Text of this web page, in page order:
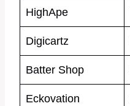
HighApe
Digicartz
Batter Shop
Eckovation